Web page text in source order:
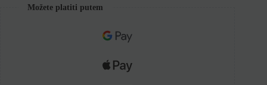
Možete platiti putem